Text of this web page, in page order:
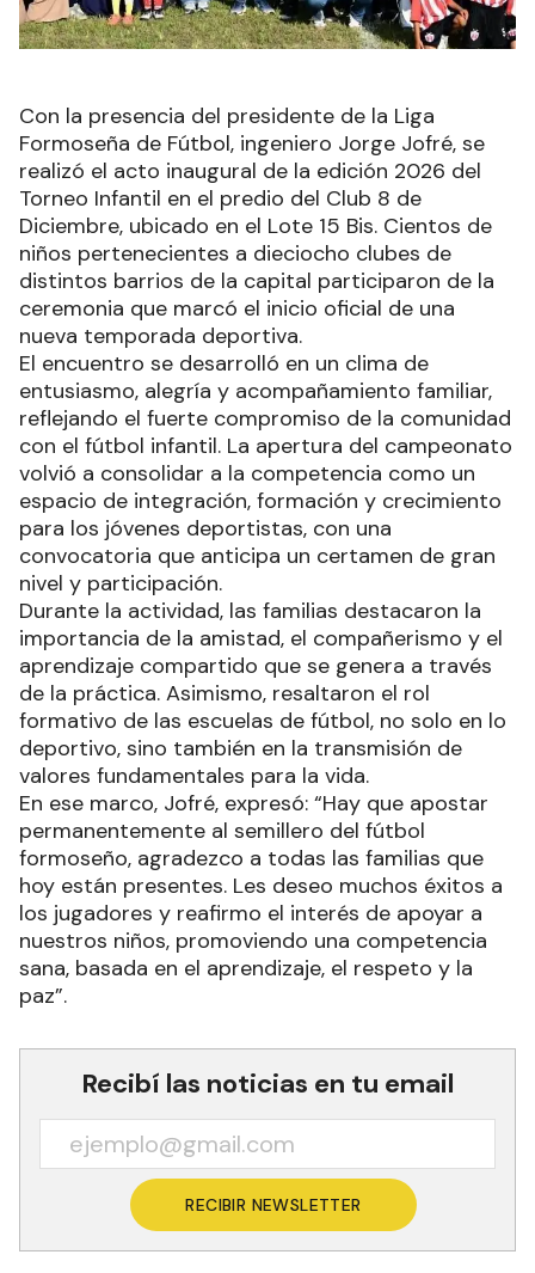
Con la presencia del presidente de la Liga
Formoseña de Fútbol, ingeniero Jorge Jofré, se
realizó el acto inaugural de la edición 2026 del
Torneo Infantil en el predio del Club 8 de
Diciembre, ubicado en el Lote 15 Bis. Cientos de
niños pertenecientes a dieciocho clubes de
distintos barrios de la capital participaron de la
ceremonia que marcó el inicio oficial de una
nueva temporada deportiva.
El encuentro se desarrolló en un clima de
entusiasmo, alegría y acompañamiento familiar,
reflejando el fuerte compromiso de la comunidad
con el fútbol infantil. La apertura del campeonato
volvió a consolidar a la competencia como un
espacio de integración, formación y crecimiento
para los jóvenes deportistas, con una
convocatoria que anticipa un certamen de gran
nivel y participación.
Durante la actividad, las familias destacaron la
importancia de la amistad, el compañerismo y el
aprendizaje compartido que se genera a través
de la práctica. Asimismo, resaltaron el rol
formativo de las escuelas de fútbol, no solo en lo
deportivo, sino también en la transmisión de
valores fundamentales para la vida.
En ese marco, Jofré, expresó: “Hay que apostar
permanentemente al semillero del fútbol
formoseño, agradezco a todas las familias que
hoy están presentes. Les deseo muchos éxitos a
los jugadores y reafirmo el interés de apoyar a
nuestros niños, promoviendo una competencia
sana, basada en el aprendizaje, el respeto y la
paz”.
Recibí las noticias en tu email
RECIBIR NEWSLETTER